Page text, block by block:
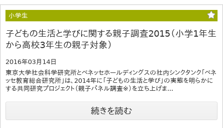
小学生
子どもの生活と学びに関する親子調査2015（小学1年生
から高校3年生の親子対象）
2016年03月14日
東京大学社会科学研究所とベネッセホールディングスの社内シンクタンク「ベネ
ッセ教育総合研究所」は、2014年に「子どもの生活と学び」の実態を明らかに
する共同研究プロジェクト（親子パネル調査※）を立ち上げま...
続きを読む